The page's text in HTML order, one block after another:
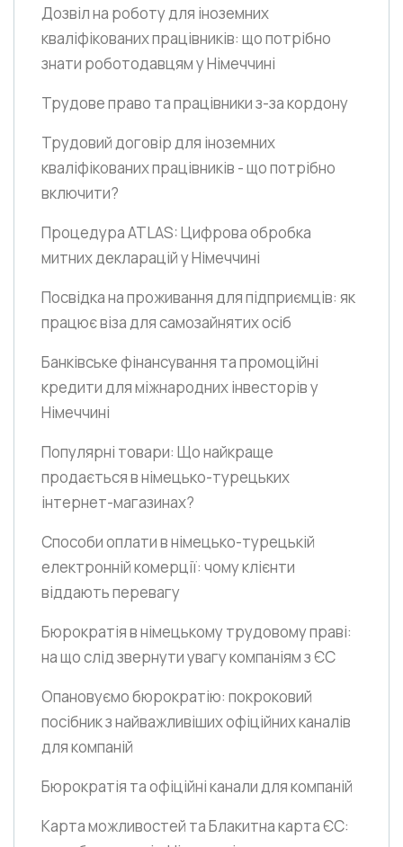
Дозвіл на роботу для іноземних
кваліфікованих працівників: що потрібно
знати роботодавцям у Німеччині
Трудове право та працівники з-за кордону
Трудовий договір для іноземних
кваліфікованих працівників - що потрібно
включити?
Процедура ATLAS: Цифрова обробка
митних декларацій у Німеччині
Посвідка на проживання для підприємців: як
працює віза для самозайнятих осіб
Банківське фінансування та промоційні
кредити для міжнародних інвесторів у
Німеччині
Популярні товари: Що найкраще
продається в німецько-турецьких
інтернет-магазинах?
Способи оплати в німецько-турецькій
електронній комерції: чому клієнти
віддають перевагу
Бюрократія в німецькому трудовому праві:
на що слід звернути увагу компаніям з ЄС
Опановуємо бюрократію: покроковий
посібник з найважливіших офіційних каналів
для компаній
Бюрократія та офіційні канали для компаній
Карта можливостей та Блакитна карта ЄС: